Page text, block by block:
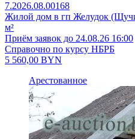
7.2026.08.00168
Жилой дом в гп Желудок
м²
Приём заявок до 24.08.26 16:00
Справочно по курсу НБРБ
5 560,00 BYN
Арестованное